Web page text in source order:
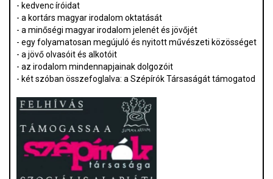
- kedvenc íróidat
- a kortárs magyar irodalom oktatását
- a minőségi magyar irodalom jelenét és jövőjét
- egy folyamatosan megújuló és nyitott művészeti közösséget
- a jövő olvasóit és alkotóit
- az irodalom mindennapjainak dolgozóit
- két szóban összefoglalva: a Szépírók Társaságát támogatod